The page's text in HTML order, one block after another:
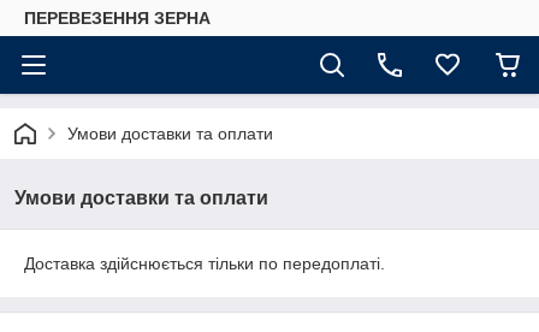
ПЕРЕВЕЗЕННЯ ЗЕРНА
Умови доставки та оплати
Умови доставки та оплати
Доставка здійснюється тільки по передоплаті.